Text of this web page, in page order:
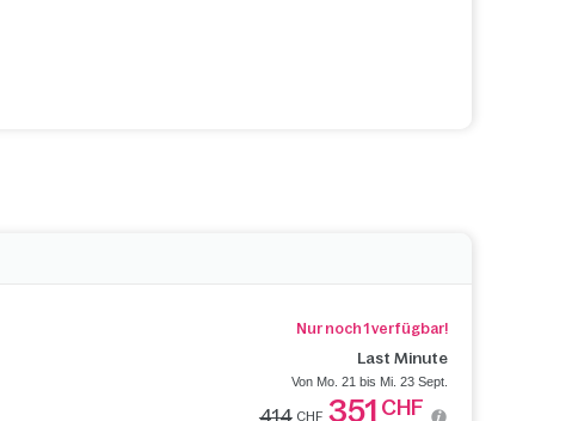
Nur noch 1 verfügbar!
Last Minute
Von Mo. 21 bis Mi. 23 Sept.
CHF 351 CHF